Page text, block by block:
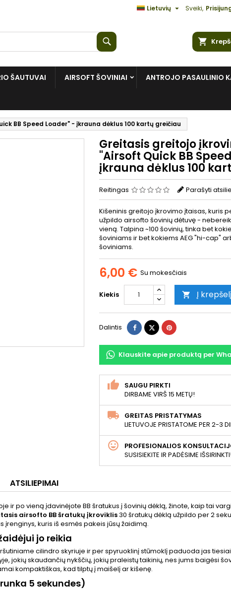
Sveiki,
Lietuvių 
ŠAUTUVAI AIRSOFT ŠOVINIAI ANTROJO PASAULINIO
BB Speed Loader" - įkrauna dėklus 100 kartų greičiau
Greitasis greitojo
"Airsoft Quick BB
įkrauna dėklus 100
Reitingas Parašyti
Kišeninis greitojo įkrovimo įtaisas, kuris
užpildo airsofto šovinių dėtuvę -
vieną. Talpina ~100 šovinių, tinka bet
šoviniams ir bet kokiems AEG "hi-cap"
šoviniams.
6,00 € Su mokesčiais
Kiekis  Į krepšelį
Dalintis DalintisTwitterPinterest
Klauskite apie produktą per
SAUGU PIRKTI
DIRBAME VIRŠ 15 METŲ!
GREITAS PRISTATYMAS
LIETUVOJE PRISTATOME PER 2-3
PROFESIONALIOS
SUSISIEKITE IR PADĖSIME IŠSIRINKTI!
ATSILIEPIMAI
ir po vieną įdavinėjote BB šratukus į šovinių dėklą, žinote, kaip tai
airsofto BB šratukų įkroviklis30 šratukų dėklą užpildo per 2
įrenginys, kuris iš esmės pakeis jūsų žaidimą.
jo reikia
cilindro skyriuje ir per spyruoklinį stūmoklį paduoda jas
jokių skaudančių nykščių, jokių praleistų taikinių, nes jums baigėsi
kompaktiškas, kad tilptų į maišelį ar kišenę.
5 sekundes)